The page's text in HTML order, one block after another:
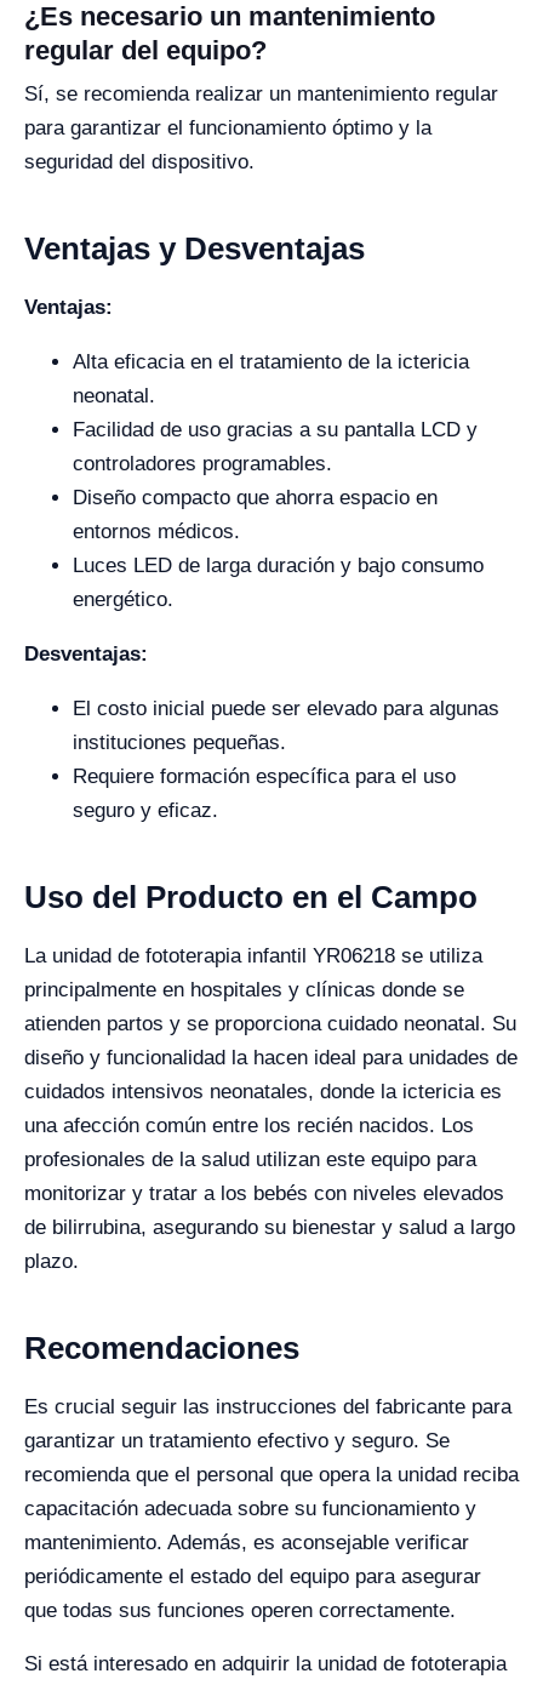
¿Es necesario un mantenimiento
regular del equipo?
Sí, se recomienda realizar un mantenimiento regular
para garantizar el funcionamiento óptimo y la
seguridad del dispositivo.
Ventajas y Desventajas
Ventajas:
Alta eficacia en el tratamiento de la ictericia
neonatal.
Facilidad de uso gracias a su pantalla LCD y
controladores programables.
Diseño compacto que ahorra espacio en
entornos médicos.
Luces LED de larga duración y bajo consumo
energético.
Desventajas:
El costo inicial puede ser elevado para algunas
instituciones pequeñas.
Requiere formación específica para el uso
seguro y eficaz.
Uso del Producto en el Campo
La unidad de fototerapia infantil YR06218 se utiliza
principalmente en hospitales y clínicas donde se
atienden partos y se proporciona cuidado neonatal. Su
diseño y funcionalidad la hacen ideal para unidades de
cuidados intensivos neonatales, donde la ictericia es
una afección común entre los recién nacidos. Los
profesionales de la salud utilizan este equipo para
monitorizar y tratar a los bebés con niveles elevados
de bilirrubina, asegurando su bienestar y salud a largo
plazo.
Recomendaciones
Es crucial seguir las instrucciones del fabricante para
garantizar un tratamiento efectivo y seguro. Se
recomienda que el personal que opera la unidad reciba
capacitación adecuada sobre su funcionamiento y
mantenimiento. Además, es aconsejable verificar
periódicamente el estado del equipo para asegurar
que todas sus funciones operen correctamente.
Si está interesado en adquirir la unidad de fototerapia